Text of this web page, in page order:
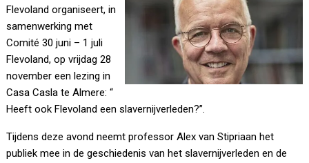
Flevoland organiseert, in
samenwerking met
Comité 30 juni – 1 juli
Flevoland, op vrijdag 28
november een lezing in
Casa Casla te Almere: “
Heeft ook Flevoland een slavernijverleden?”.
Tijdens deze avond neemt professor Alex van Stipriaan het
publiek mee in de geschiedenis van het slavernijverleden en de